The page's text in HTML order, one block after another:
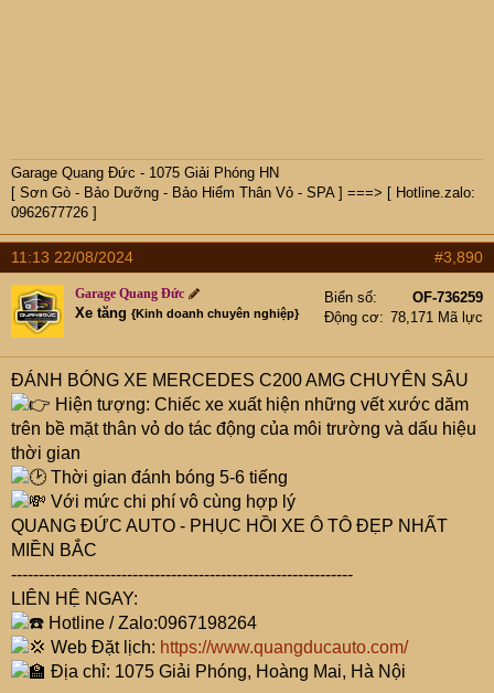
Garage Quang Đức - 1075 Giải Phóng HN
[ Sơn Gò - Bảo Dưỡng - Bảo Hiểm Thân Vỏ - SPA ] ===> [ Hotline.zalo:
0962677726 ]
11:13 22/08/2024 #3,890
Garage Quang Đức
Xe tăng {Kinh doanh chuyên nghiệp}
Biển số
OF-736259
Động cơ
78,171 Mã lực
ĐÁNH BÓNG XE MERCEDES C200 AMG CHUYÊN SÂU
Hiện tượng: Chiếc xe xuất hiện những vết xước dăm
trên bề mặt thân vỏ do tác động của môi trường và dấu hiệu
thời gian
Thời gian đánh bóng 5-6 tiếng
Với mức chi phí vô cùng hợp lý
QUANG ĐỨC AUTO - PHỤC HỒI XE Ô TÔ ĐẸP NHẤT
MIỀN BẮC
--------------------------------------------------------------
LIÊN HỆ NGAY:
Hotline / Zalo:0967198264
Web Đặt lịch: https://www.quangducauto.com/
Địa chỉ: 1075 Giải Phóng, Hoàng Mai, Hà Nội